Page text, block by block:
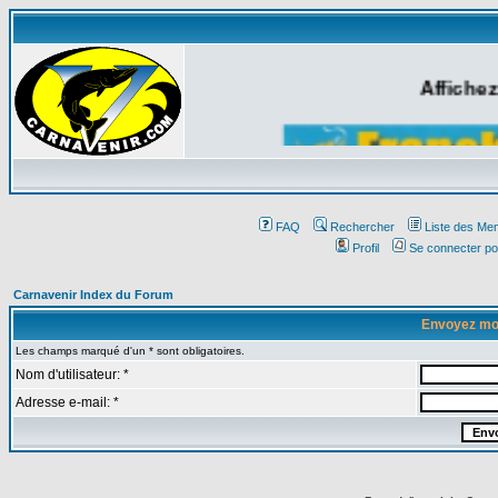
FAQ Rechercher
Liste des
Profil
Se connecter
Carnavenir Index du Forum
Envoyez
Les champs marqué d'un * sont obligatoires.
Nom d'utilisateur: *
Adresse e-mail: *